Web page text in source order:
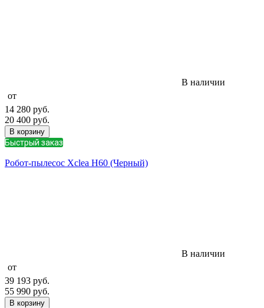
В наличии
от
14 280 руб.
20 400 руб.
В корзину
Быстрый заказ
Робот-пылесос Xclea H60 (Черный)
В наличии
от
39 193 руб.
55 990 руб.
В корзину